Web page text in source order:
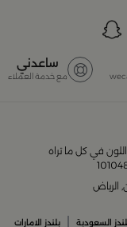
السعودية
كل ما ترغب به من:
ساعدني
مع خدمة العملاء
في كل ما تراه
الرياض
السعودية بلندز الامارات